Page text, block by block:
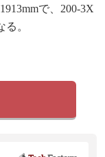
で、200-3X
。